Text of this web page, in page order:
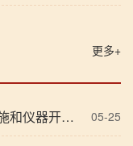
更多+
05-25
向补助的通知